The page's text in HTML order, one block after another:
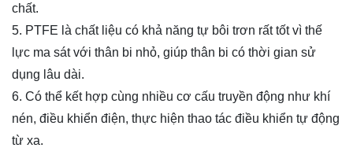
chất.
5. PTFE là chất liệu có khả năng tự bôi trơn rất tốt vì thế
lực ma sát với thân bi nhỏ, giúp thân bi có thời gian sử
dụng lâu dài.
6. Có thể kết hợp cùng nhiều cơ cấu truyền động như khí
nén, điều khiển điện, thực hiện thao tác điều khiển tự động
từ xa.